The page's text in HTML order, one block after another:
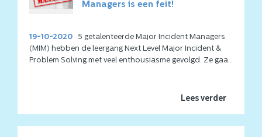
Managers is een feit!
19-10-2020
5 getalenteerde Major Incident Managers
(MIM) hebben de leergang Next Level Major Incident &
Problem Solving met veel enthousiasme gevolgd. Ze gaan
officiële afsluiting met presentaties van alle deelnemers.
Lees verder